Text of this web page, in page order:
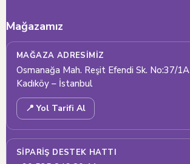
Mağazamız
MAĞAZA ADRESIMIZ
Osmanağa Mah. Reşit Efendi Sk. No:37/1A
Kadıköy – İstanbul
📍 Yol Tarifi Al
SIPARIŞ DESTEK HATTI